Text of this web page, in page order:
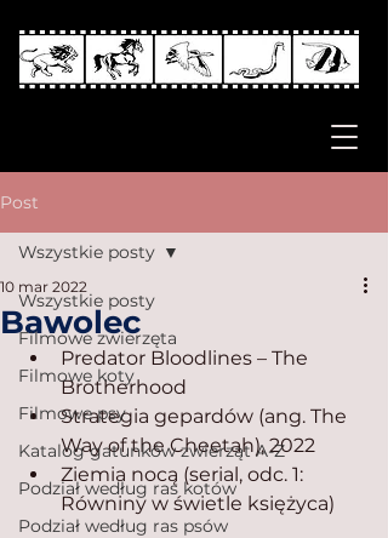
Post
Wszystkie posty
Filmowe zwierzęta
Filmowe koty
Filmowe psy
Katalog gatunków zwierząt A-Z
Podział według ras kotów
Podział według ras psów
Wszystkie posty
Bawolec
10 mar 2022
Predator Bloodlines – The
Brotherhood
Strategia gepardów (ang. The
Way of the Cheetah), 2022
Ziemia nocą (serial, odc. 1:
Równiny w świetle księżyca)